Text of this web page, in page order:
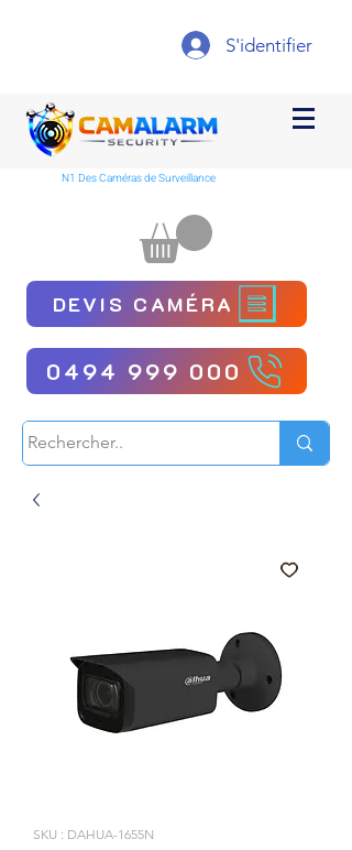
S'identifier
N1 Des Caméras de Surveillance
DEVIS CAMÉRA
0494 999 000
SKU : DAHUA-1655N